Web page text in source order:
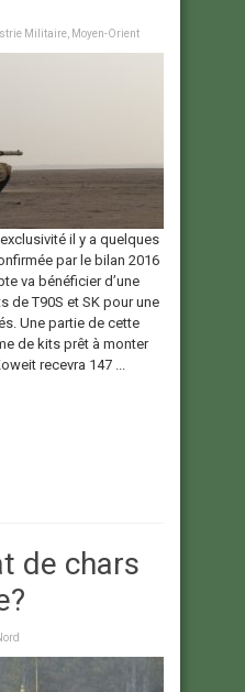
Militaire Moyen-Orient
il y a quelques
par le bilan 2016
va bénéficier d’une
de T90S et SK pour une
Une partie de cette
de kits prêt à monter
recevra 147 ...
de chars